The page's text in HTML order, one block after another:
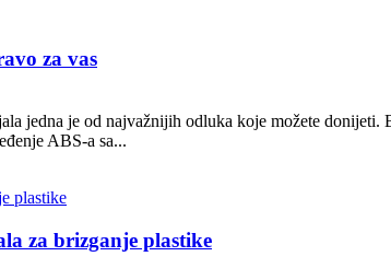
za vas
jedna je od najvažnijih odluka koje možete
ABS-a sa...
za brizganje plastike